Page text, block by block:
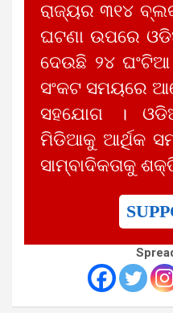
ରାଜ୍ୟର ୩୧୪
ଘଟଣା ଉପରେ
ଦେଉଛି ୨୪
ସଂକଟ ସମୟରେ
ସହଯୋଗ ।
ମିଡିଆକୁ ଆର୍ଥିକ
ସାମ୍ବାଦିକତାକୁ